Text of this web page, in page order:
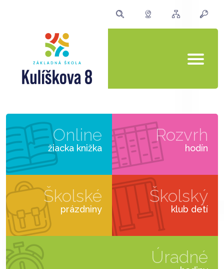
Online
žiacka knižka
Rozvrh
hodín
Školské
prázdniny
Školský
klub detí
Úradné